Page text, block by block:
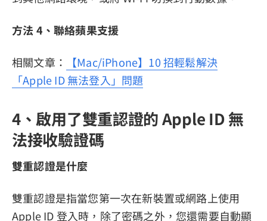
方法 4、聯絡蘋果支援
相關文章：
【Mac/iPhone】10 招輕鬆解決
「Apple ID 無法登入」問題
4、啟用了雙重認證的 Apple ID 無
法接收驗證碼
雙重認證是什麼
雙重認證是指當您第一次在新裝置或網路上使用
Apple ID 登入時，除了密碼之外，您還需要自動顯